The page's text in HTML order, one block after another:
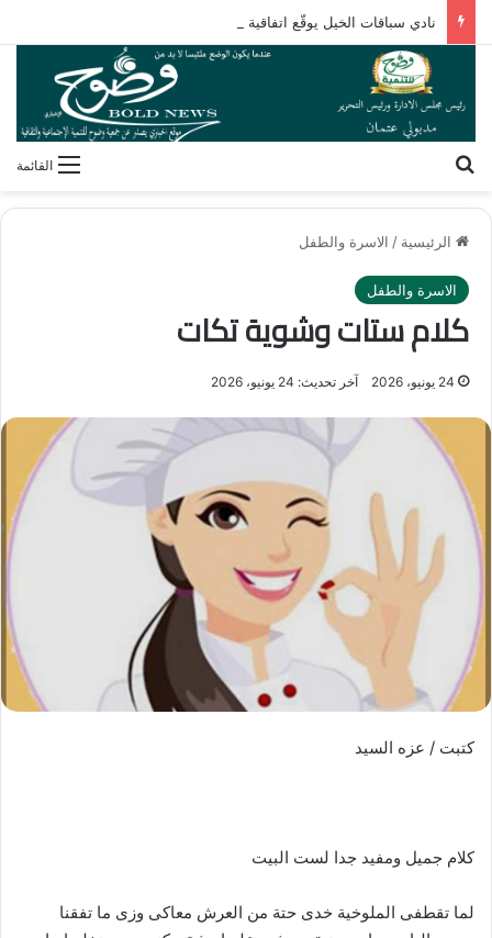
نادي سباقات الخيل يوقّع اتفاقية رعاية مع تطبيق ميدان
القائمة
الرئيسية / الاسرة والطفل
الاسرة والطفل
كلام ستات وشوية تكات
24 يونيو، 2026 آخر تحديث: 24 يونيو، 2026
كتبت / عزه السيد
كلام جميل ومفيد جدا لست البيت
لما تقطفى الملوخية خدى حتة من العرش معاكى وزى ما تفقنا